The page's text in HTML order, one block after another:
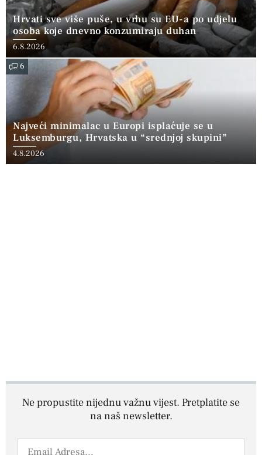
Hrvati sve više puše, u vrhu su EU-a po udjelu
osoba koje dnevno konzumiraju duhan
6.8.2026
6
Najveći minimalac u Europi isplaćuje se u
Luksemburgu, Hrvatska u “srednjoj skupini”
4.8.2026
Ne propustite nijednu važnu vijest. Pretplatite se
na naš newsletter.